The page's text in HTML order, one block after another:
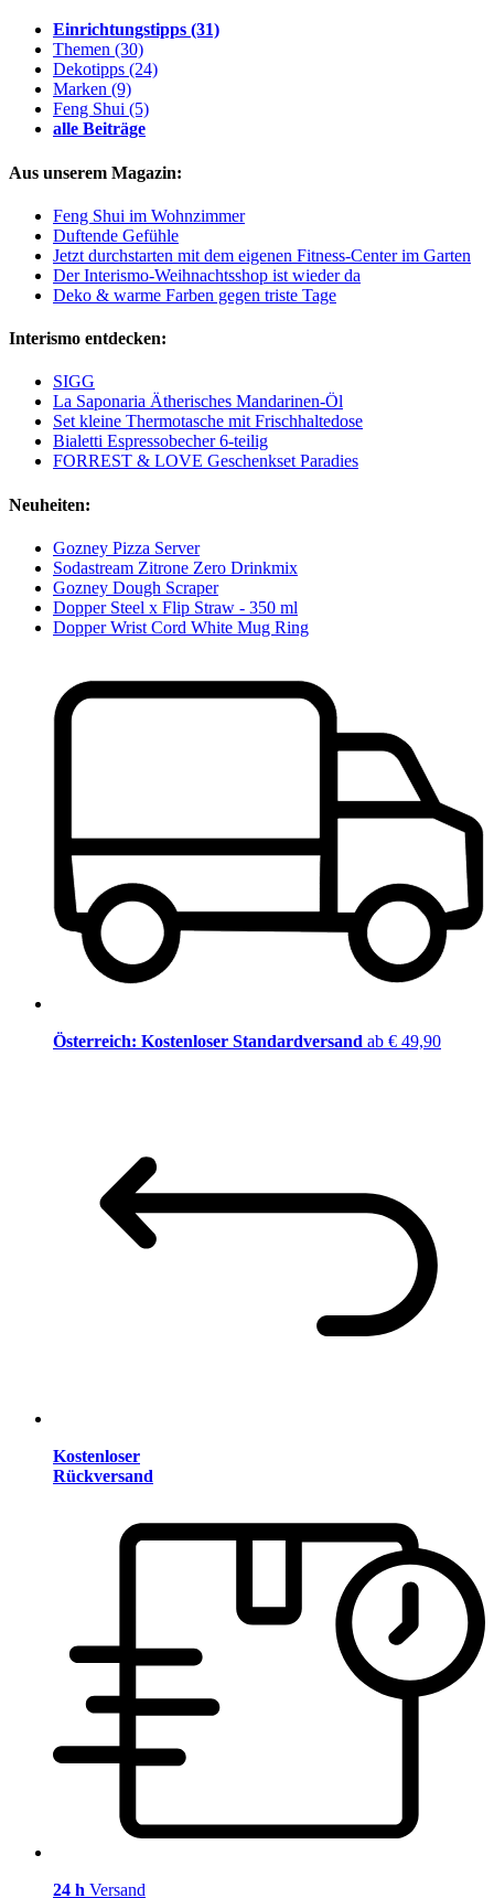
Einrichtungstipps (31)
Themen (30)
Dekotipps (24)
Marken (9)
Feng Shui (5)
alle Beiträge
Aus unserem Magazin:
Feng Shui im Wohnzimmer
Duftende Gefühle
Jetzt durchstarten mit dem eigenen Fitness-Center im Garten
Der Interismo-Weihnachtsshop ist wieder da
Deko & warme Farben gegen triste Tage
Interismo entdecken:
SIGG
La Saponaria Ätherisches Mandarinen-Öl
Set kleine Thermotasche mit Frischhaltedose
Bialetti Espressobecher 6-teilig
FORREST & LOVE Geschenkset Paradies
Neuheiten:
Gozney Pizza Server
Sodastream Zitrone Zero Drinkmix
Gozney Dough Scraper
Dopper Steel x Flip Straw - 350 ml
Dopper Wrist Cord White Mug Ring
Österreich: Kostenloser Standardversand ab € 49,90
Kostenloser
Rückversand
24 h Versand